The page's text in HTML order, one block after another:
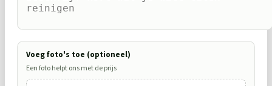
Voeg foto's toe (optioneel)
Een foto helpt ons met de prijs